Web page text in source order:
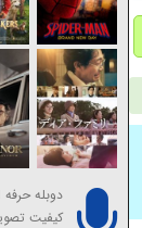
دوبله حرفه
کیفیت